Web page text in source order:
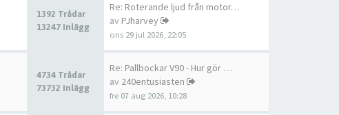
1392 Trådar
13247 Inlägg
Re: Roterande ljud från motor…
av PJharvey
ons 29 jul 2026, 22:05
4734 Trådar
73732 Inlägg
Re: Pallbockar V90 - Hur gör …
av 240entusiasten
fre 07 aug 2026, 10:28